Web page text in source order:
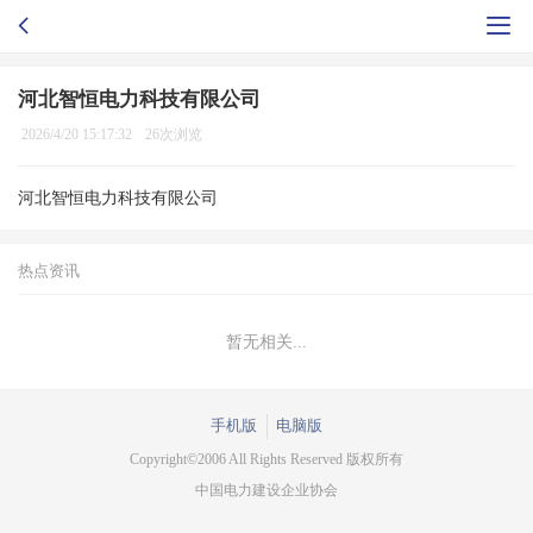
河北智恒电力科技有限公司
2026/4/20 15:17:32 26次浏览
河北智恒电力科技有限公司
热点资讯
暂无相关...
手机版 电脑版
Copyright©2006 All Rights Reserved 版权所有
中国电力建设企业协会